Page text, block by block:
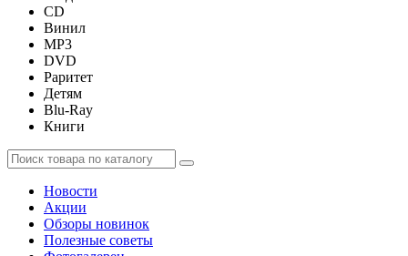
CD
Винил
MP3
DVD
Раритет
Детям
Blu-Ray
Книги
Новости
Акции
Обзоры новинок
Полезные советы